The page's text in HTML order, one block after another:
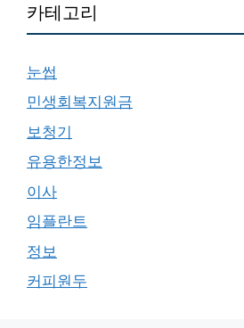
카테고리
눈썹
민생회복지원금
보청기
유용한정보
이사
임플란트
정보
커피원두